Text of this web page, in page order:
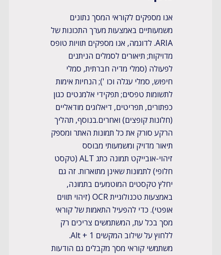
אנו מספקים לקוראי המסך נתונים
משמעותיים באמצעות מערך התכונות של
ARIA. לדוגמה, אנו מספקים תוויות טופס
מדויקות; תיאורים לסמלים הניתנים
לפעולה (סמלי מדיה חברתית, סמלי
חיפוש, סמלי עגלה וכו '); הנחיות אימות
לתשומות טפסים; תפקידי אלמנטים כגון
כפתורים, תפריטים, דיאלוגים מודאליים
(חלונות קופצים) ואחרים.בנוסף, תהליך
הרקע סורק את כל תמונות האתר ומספק
תיאור מדויק ומשמעותי מבוסס
זיהוי-אובייקט תמונה כתג ALT (טקסט
חלופי) לתמונות שאינן מתוארות. זה גם
יחלץ טקסטים המוטמעים בתמונה,
באמצעות טכנולוגיית OCR (זיהוי תווים
אופטי). כדי להפעיל התאמות של קוראי
מסך בכל עת, המשתמשים צריכים רק
ללחוץ על שילוב המקשים Alt + 1.
משתמשי קוראי מסך מקבלים גם הודעות